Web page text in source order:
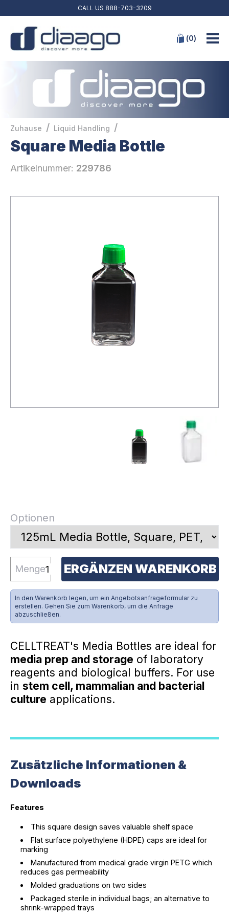
CALL US 888-703-3209
(0)
Zuhause / Liquid Handling /
Square Media Bottle
Artikelnummer: 229786
Optionen
Menge ERGÄNZEN WARENKORB
In den Warenkorb legen, um ein Angebotsanfrageformular zu
erstellen. Gehen Sie zum Warenkorb, um die Anfrage
abzuschließen.
CELLTREAT's Media Bottles are ideal for
media prep and storage of laboratory
reagents and biological buffers. For use
in stem cell, mammalian and bacterial
culture applications.
Zusätzliche Informationen &
Downloads
Features
This square design saves valuable shelf space
Flat surface polyethylene (HDPE) caps are ideal for
marking
Manufactured from medical grade virgin PETG which
reduces gas permeability
Molded graduations on two sides
Packaged sterile in individual bags; an alternative to
shrink-wrapped trays